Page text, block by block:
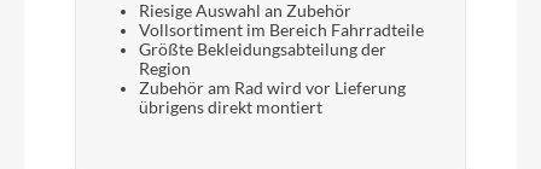
Sattelstütze
KOGA alloy 27.2 mm
Riesige Auswahl an Zubehör
Vollsortiment im Bereich Fahrradteile
Größte Bekleidungsabteilung der
Region
Zubehör am Rad wird vor Lieferung
übrigens direkt montiert